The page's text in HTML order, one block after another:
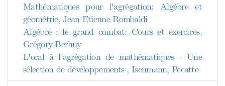
Mathématiques pour l'agrégation: Algèbre et
géométrie, Jean Etienne Rombaldi
Algèbre : le grand combat: Cours et exercices,
Grégory Berhuy
L'oral à l'agrégation de mathématiques - Une
sélection de développements , Isenmann, Pecatte